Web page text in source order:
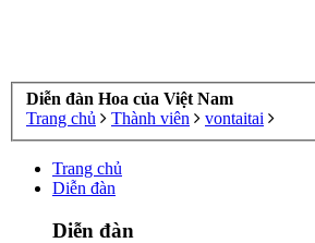
Diễn đàn Hoa của Việt Nam
Trang chủ
Thành viên vontaitai
Trang chủ
Diễn đàn
Diễn đàn